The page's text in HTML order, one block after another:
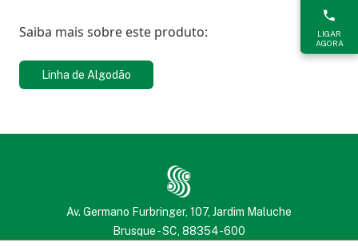
Saiba mais sobre este produto:
Linha de Algodão
Av. Germano Furbringer, 107, Jardim Maluche
Brusque - SC, 88354-600
LIGAR
AGORA